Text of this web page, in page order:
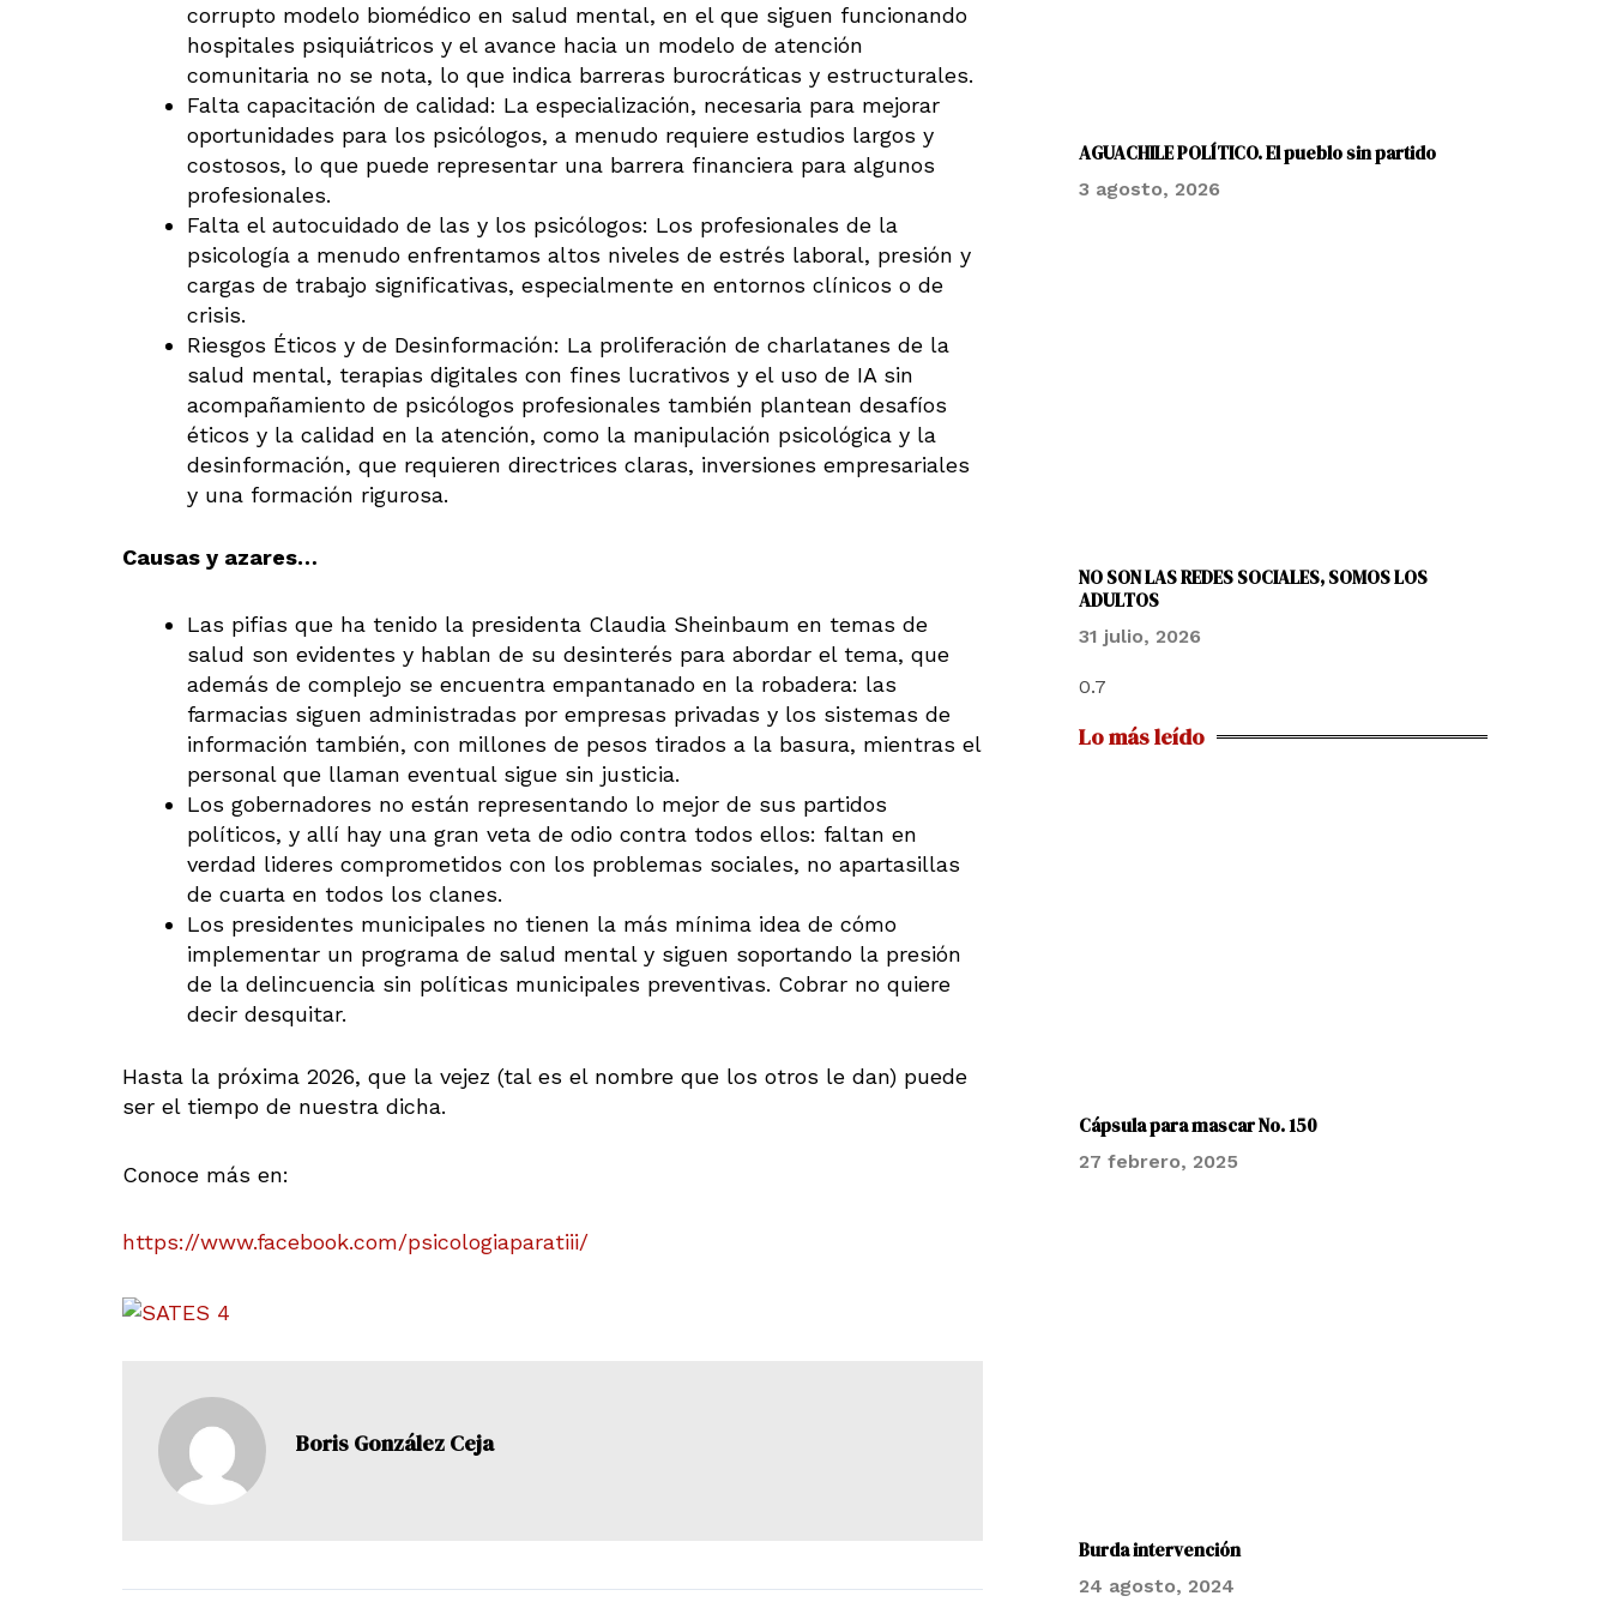
corrupto modelo biomédico en salud mental, en el que siguen funcionando
hospitales psiquiátricos y el avance hacia un modelo de atención
comunitaria no se nota, lo que indica barreras burocráticas y estructurales.
Falta capacitación de calidad: La especialización, necesaria para mejorar
oportunidades para los psicólogos, a menudo requiere estudios largos y
costosos, lo que puede representar una barrera financiera para algunos
profesionales.
Falta el autocuidado de las y los psicólogos: Los profesionales de la
psicología a menudo enfrentamos altos niveles de estrés laboral, presión y
cargas de trabajo significativas, especialmente en entornos clínicos o de
crisis.
Riesgos Éticos y de Desinformación: La proliferación de charlatanes de la
salud mental, terapias digitales con fines lucrativos y el uso de IA sin
acompañamiento de psicólogos profesionales también plantean desafíos
éticos y la calidad en la atención, como la manipulación psicológica y la
desinformación, que requieren directrices claras, inversiones empresariales
y una formación rigurosa.
Causas y azares…
Las pifias que ha tenido la presidenta Claudia Sheinbaum en temas de
salud son evidentes y hablan de su desinterés para abordar el tema, que
además de complejo se encuentra empantanado en la robadera: las
farmacias siguen administradas por empresas privadas y los sistemas de
información también, con millones de pesos tirados a la basura, mientras el
personal que llaman eventual sigue sin justicia.
Los gobernadores no están representando lo mejor de sus partidos
políticos, y allí hay una gran veta de odio contra todos ellos: faltan en
verdad lideres comprometidos con los problemas sociales, no apartasillas
de cuarta en todos los clanes.
Los presidentes municipales no tienen la más mínima idea de cómo
implementar un programa de salud mental y siguen soportando la presión
de la delincuencia sin políticas municipales preventivas. Cobrar no quiere
decir desquitar.
Hasta la próxima 2026, que la vejez (tal es el nombre que los otros le dan) puede
ser el tiempo de nuestra dicha.
Conoce más en:
https://www.facebook.com/psicologiaparatiii/
Boris González Ceja
AGUACHILE POLÍTICO. El pueblo sin partido
3 agosto, 2026
NO SON LAS REDES SOCIALES, SOMOS LOS
ADULTOS
31 julio, 2026
Lo más leído
Cápsula para mascar No. 150
27 febrero, 2025
Burda intervención
24 agosto, 2024